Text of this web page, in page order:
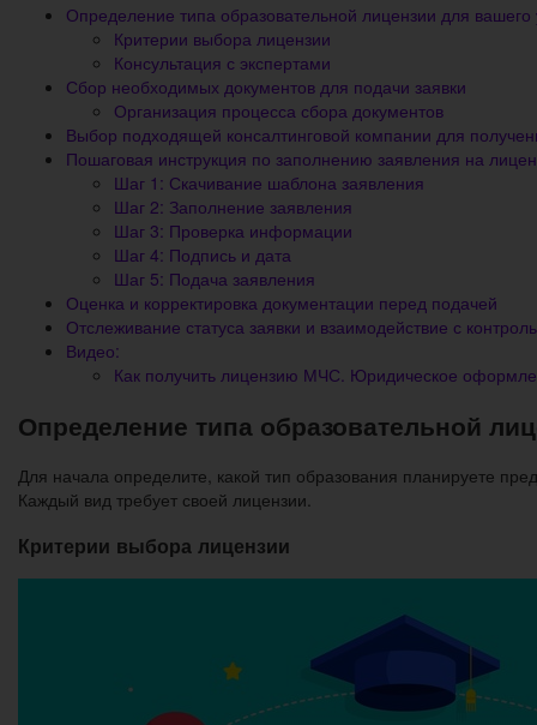
Определение типа образовательной лицензии для
Критерии выбора лицензии
Консультация с экспертами
Сбор необходимых документов для подачи заявки
Организация процесса сбора документов
Выбор подходящей консалтинговой компании для
Пошаговая инструкция по заполнению заявления на
Шаг 1: Скачивание шаблона заявления
Шаг 2: Заполнение заявления
Шаг 3: Проверка информации
Шаг 4: Подпись и дата
Шаг 5: Подача заявления
Оценка и корректировка документации перед подачей
Отслеживание статуса заявки и взаимодействие с
Видео:
Как получить лицензию МЧС. Юридическое
Определение типа образовательной
Для начала определите, какой тип образования планируете
Каждый вид требует своей лицензии.
Критерии выбора лицензии